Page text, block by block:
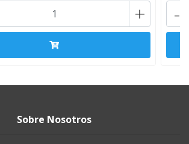
+ -
Sobre Nosotros